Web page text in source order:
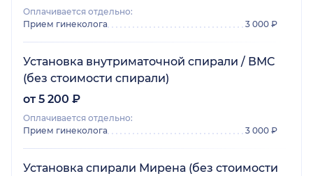
Оплачивается отдельно:
Прием гинеколога
3 000 ₽
Установка внутриматочной спирали / ВМС
(без стоимости спирали)
от 5 200 ₽
Оплачивается отдельно:
Прием гинеколога
3 000 ₽
Установка спирали Мирена (без стоимости